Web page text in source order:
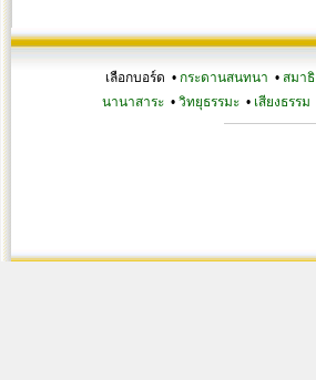
เลือกบอร์ด • กระดานสนทนา • สมาธิ
นานาสาระ• วิทยุธรรมะ• เสียงธรรม